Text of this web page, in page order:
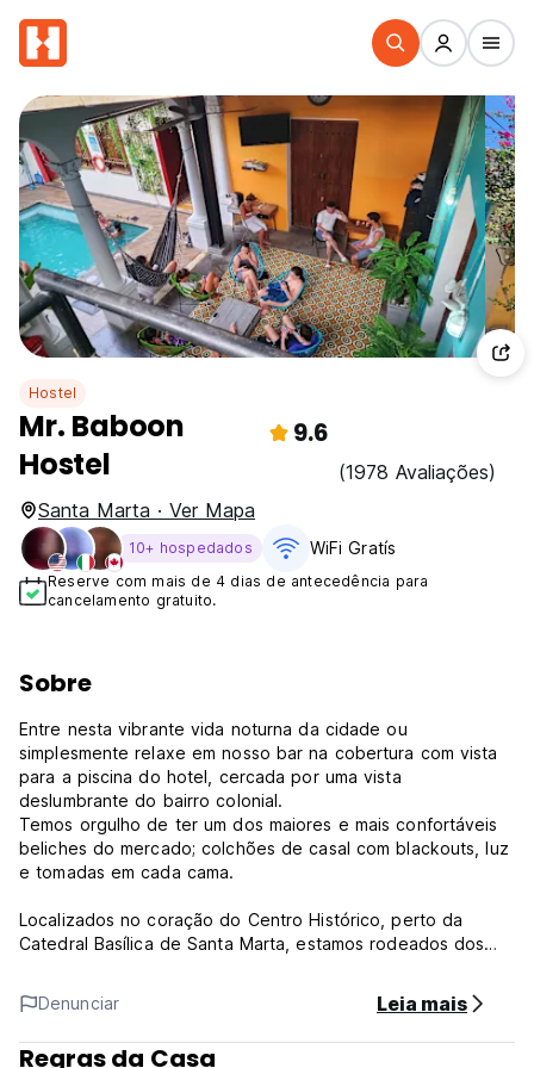
Hostel
Mr. Baboon
Hostel
9.6
(1978 Avaliações)
Santa Marta · Ver Mapa
10+ hospedados WiFi Gratís
Reserve com mais de 4 dias de antecedência para
cancelamento gratuito.
Sobre
Entre nesta vibrante vida noturna da cidade ou
simplesmente relaxe em nosso bar na cobertura com vista
para a piscina do hotel, cercada por uma vista
deslumbrante do bairro colonial.
Temos orgulho de ter um dos maiores e mais confortáveis ​​
beliches do mercado; colchões de casal com blackouts, luz
e tomadas em cada cama.
Localizados no coração do Centro Histórico, perto da
Catedral Basílica de Santa Marta, estamos rodeados dos
oferecer.
Mr Baboon Hostel oferece acesso direto às ruas estreitas
coloniais do centro da cidade, repletas de restaurantes e
bares jovens.
Denunciar Leia mais
Regras da Casa